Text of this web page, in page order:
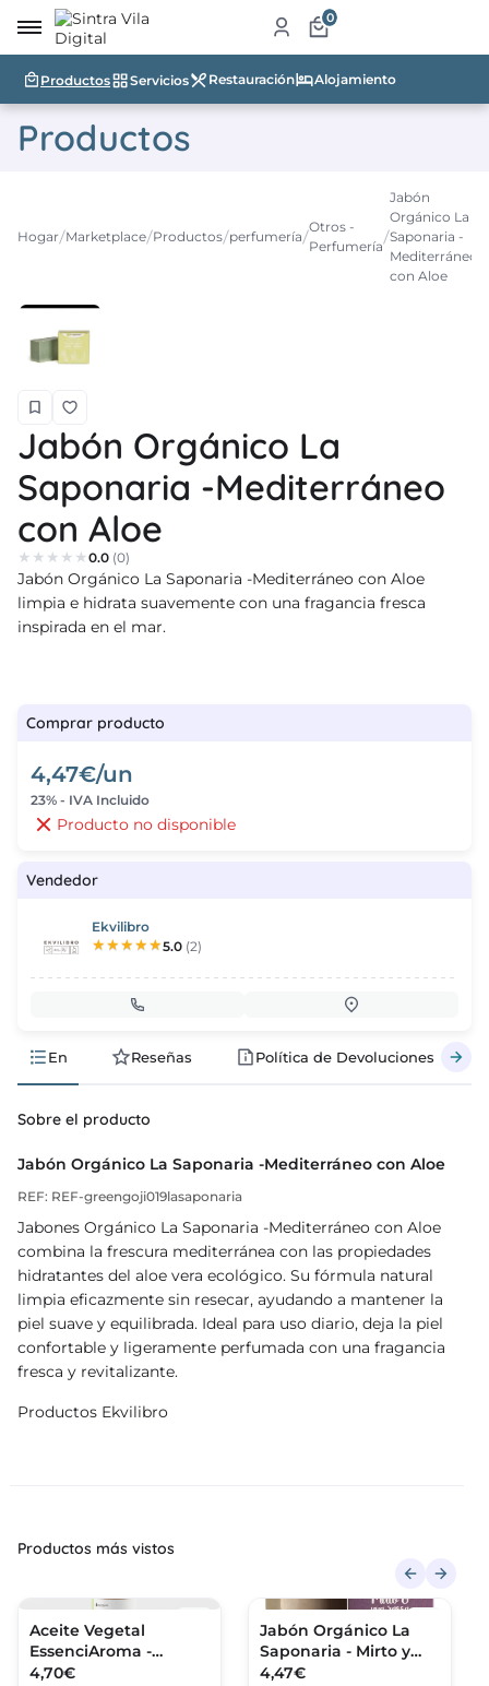
0
Productos Servicios Restauración Alojamiento
Productos
Hogar Marketplace Productos perfumería
Otros -
Perfumería
Jabón
Orgánico La
Saponaria -
Mediterráneo
con Aloe
Jabón Orgánico La
Saponaria -Mediterráneo
con Aloe
0.0 (0)
Jabón Orgánico La Saponaria -Mediterráneo con Aloe
limpia e hidrata suavemente con una fragancia fresca
inspirada en el mar.
Comprar producto
4,47€/un
23% - IVA Incluido
Producto no disponible
Vendedor
Ekvilibro
5.0 (2)
En Reseñas Política de Devoluciones
Sobre el producto
Jabón Orgánico La Saponaria -Mediterráneo con Aloe
REF: REF-greengoji019lasaponaria
Jabones Orgánico La Saponaria -Mediterráneo con Aloe
combina la frescura mediterránea con las propiedades
hidratantes del aloe vera ecológico. Su fórmula natural
limpia eficazmente sin resecar, ayudando a mantener la
piel suave y equilibrada. Ideal para uso diario, deja la piel
confortable y ligeramente perfumada con una fragancia
fresca y revitalizante.
Productos Ekvilibro
Productos más vistos
Aceite Vegetal
EssenciAroma -
Semilla de Uva
4,70€
Jabón Orgánico La
Saponaria - Mirto y
Uva Roja
4,47€